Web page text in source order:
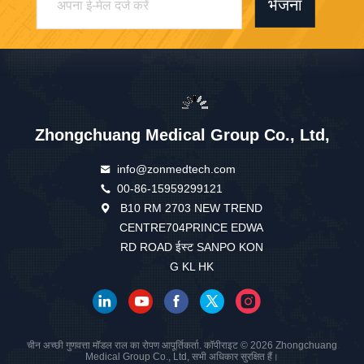
भेजना
Zhongchuang Medical Group Co., Ltd,
info@zonmedtech.com
00-86-15959299121
B10 RM 2703 NEW TREND
CENTRE704PRINCE EDWA
RD ROAD ईस्ट SANPO KON
G KL HK
चीन अच्छी गुणवत्ता मॉडल राल का रोपण आपूर्तिकर्ता. कॉपीराइट © 2026 Zhongchuang
Medical Group Co., Ltd, सभी अधिकार सुरक्षित हैं।